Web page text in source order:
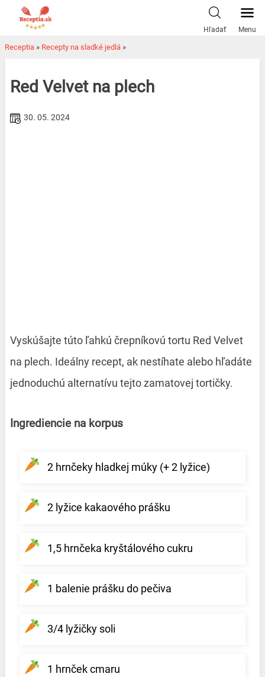
Hľadať Menu
Receptia » Recepty na sladké jedlá »
Red Velvet na plech
30. 05. 2024
Vyskúšajte túto ľahkú črepníkovú tortu Red Velvet
na plech. Ideálny recept, ak nestíhate alebo hľadáte
jednoduchú alternatívu tejto zamatovej tortičky.
Ingrediencie na korpus
2 hrnčeky hladkej múky (+ 2 lyžice)
2 lyžice kakaového prášku
1,5 hrnčeka kryštálového cukru
1 balenie prášku do pečiva
3/4 lyžičky soli
1 hrnček cmaru